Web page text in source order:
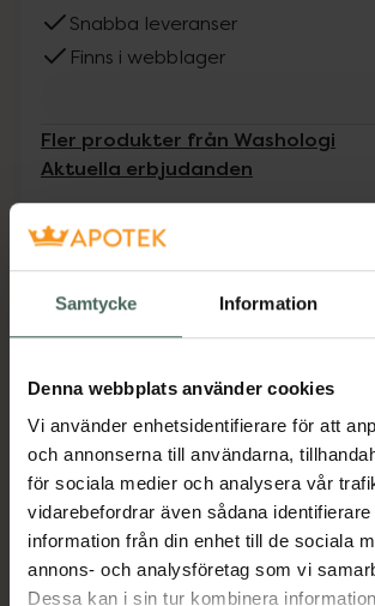
Samtycke Information
Denna webbplats använder cookies
Vi använder enhetsidentifierare för att
och annonserna till användarna,
för sociala medier och analysera vår
vidarebefordrar även sådana
information från din enhet till de sociala
annons- och analysföretag som vi
Dessa kan i sin tur kombinera
Snabba leveranser
Finns i webblager
Fler produkter från Washologi
Aktuella erbjudanden
Beskrivning
Washologis Soy Wax Candle
300 ml är handgjorda och
sojavax från sojabönor.
Jämförpris 1,16 kr/g
EAN:07350078660884
Kategorier:
Dofter och ljusHem och hushåll